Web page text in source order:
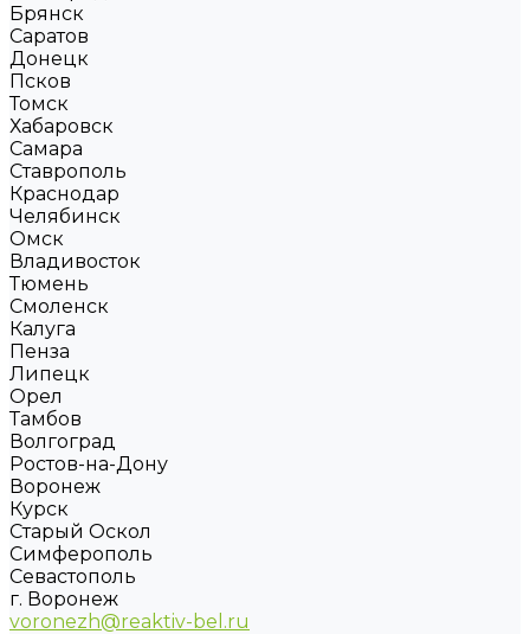
Брянск
Саратов
Донецк
Псков
Томск
Хабаровск
Самара
Ставрополь
Краснодар
Челябинск
Омск
Владивосток
Тюмень
Смоленск
Калуга
Пенза
Липецк
Орел
Тамбов
Волгоград
Ростов-на-Дону
Воронеж
Курск
Старый Оскол
Симферополь
Севастополь
г. Воронеж
voronezh@reaktiv-bel.ru